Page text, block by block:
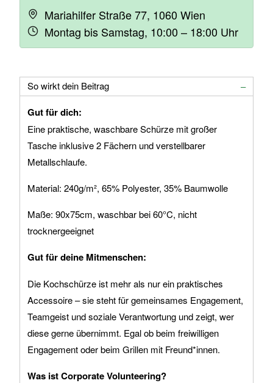
Mariahilfer Straße 77, 1060 Wien
Montag bis Samstag, 10:00 – 18:00 Uhr
So wirkt dein Beitrag
Gut für dich:
Eine praktische, waschbare Schürze mit großer
Tasche inklusive 2 Fächern und verstellbarer
Metallschlaufe.
Material: 240g/m², 65% Polyester, 35% Baumwolle
Maße: 90x75cm, waschbar bei 60°C, nicht
trocknergeeignet
Gut für deine Mitmenschen:
Die Kochschürze ist mehr als nur ein praktisches
Accessoire – sie steht für gemeinsames Engagement,
Teamgeist und soziale Verantwortung und zeigt, wer
diese gerne übernimmt. Egal ob beim freiwilligen
Engagement oder beim Grillen mit Freund*innen.
Was ist Corporate Volunteering?